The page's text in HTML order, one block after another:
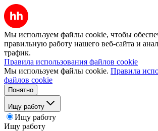
Мы используем файлы cookie, чтобы
правильную работу нашего веб-сайта и
трафик.
Правила использования файлов cookie
Мы используем файлы cookie. Правила
файлов cookie
Понятно
Ищу работу
Ищу работу
Ищу работу